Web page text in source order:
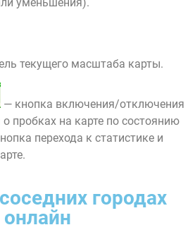
текущего масштаба карты.
— кнопка включения/отключения
пробках на карте по состоянию
перехода к статистике и
городах
онлайн